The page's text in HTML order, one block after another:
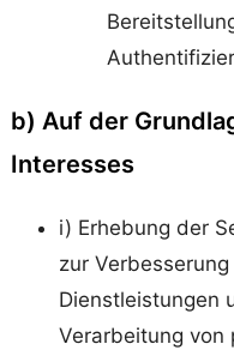
b) Auf der
Interesses
i) Erhebung der
zur
Dienstleistungen
Verarbeitung von